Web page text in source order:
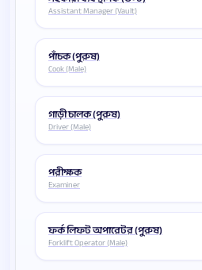
Assistant Manager (Vault)
পাঁচক (পুরুষ)
Cook (Male)
গাড়ী চালক (পুরুষ)
Driver (Male)
পরীক্ষক
Examiner
ফর্ক লিফট অপারেটর (পুরুষ)
Forklift Operator (Male)